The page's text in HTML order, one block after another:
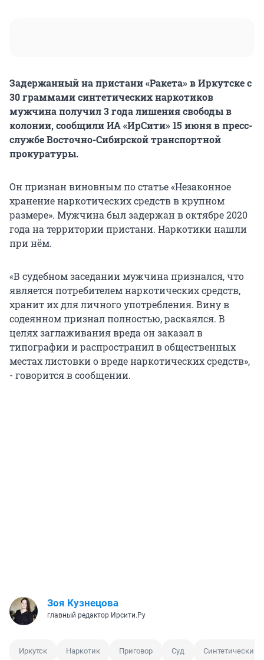
Задержанный на пристани «Ракета» в Иркутске с
30 граммами синтетических наркотиков
мужчина получил 3 года лишения свободы в
колонии, сообщили ИА «ИрСити» 15 июня в пресс-
службе Восточно-Сибирской транспортной
прокуратуры.
Он признан виновным по статье «Незаконное
хранение наркотических средств в крупном
размере». Мужчина был задержан в октябре 2020
года на территории пристани. Наркотики нашли
при нём.
«В судебном заседании мужчина признался, что
является потребителем наркотических средств,
хранит их для личного употребления. Вину в
содеянном признал полностью, раскаялся. В
целях заглаживания вреда он заказал в
типографии и распространил в общественных
местах листовки о вреде наркотических средств»,
- говорится в сообщении.
Зоя Кузнецова
главный редактор Ирсити.Ру
Иркутск Наркотик Приговор Суд Синтетический